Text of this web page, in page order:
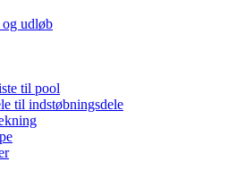
og udløb
til pool
til indstøbningsdele